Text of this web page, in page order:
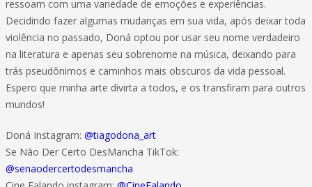
ressoam com uma variedade de emoções e experiências.
Decidindo fazer algumas mudanças em sua vida, após deixar toda
violência no passado, Doná optou por usar seu nome verdadeiro
na literatura e apenas seu sobrenome na música, deixando para
trás pseudônimos e caminhos mais obscuros da vida pessoal.
Espero que minha arte divirta a todos, e os transfiram para outros
mundos!
Doná Instagram: @tiagodona_art
Se Não Der Certo DesMancha TikTok:
@senaodercertodesmancha